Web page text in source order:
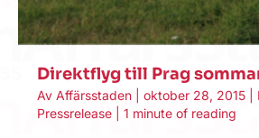
Direktflyg till Prag
Av Affärsstaden oktober 28, 2015
Pressrelease
1 minute of reading